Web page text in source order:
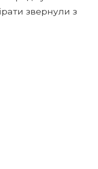
звернули з